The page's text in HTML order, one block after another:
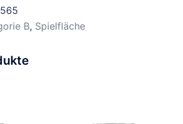
B, Spielfläche